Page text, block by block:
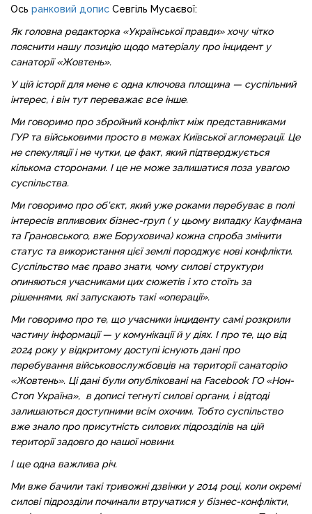
Ось ранковий допис Севгіль Мусаєвої:
Як головна редакторка «Української правди» хочу чітко
пояснити нашу позицію щодо матеріалу про інцидент у
санаторії «Жовтень».
У цій історії для мене є одна ключова площина — суспільний
інтерес, і він тут переважає все інше.
Ми говоримо про збройний конфлікт між представниками
ГУР та військовими просто в межах Київської агломерації. Це
не спекуляції і не чутки, це факт, який підтверджується
кількома сторонами. І це не може залишатися поза увагою
суспільства.
Ми говоримо про об’єкт, який уже роками перебуває в полі
інтересів впливових бізнес-груп ( у цьому випадку Кауфмана
та Грановського, вже Боруховича) кожна спроба змінити
статус та використання цієї землі породжує нові конфлікти.
Суспільство має право знати, чому силові структури
опиняються учасниками цих сюжетів і хто стоїть за
рішеннями, які запускають такі «операції».
Ми говоримо про те, що учасники інциденту самі розкрили
частину інформації — у комунікації й у діях. І про те, що від
2024 року у відкритому доступі існують дані про
перебування військовослужбовців на території санаторію
«Жовтень». Ці дані були опубліковані на Facebook ГО «Нон-
Стоп Україна», в дописі тегнуті силові органи, і відтоді
залишаються доступними всім охочим. Тобто суспільство
вже знало про присутність силових підрозділів на цій
території задовго до нашої новини.
І ще одна важлива річ.
Ми вже бачили такі тривожні дзвінки у 2014 році, коли окремі
силові підрозділи починали втручатися у бізнес-конфлікти,